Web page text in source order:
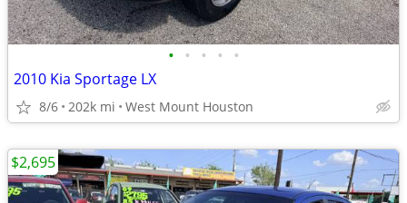
• • • • •
2010 Kia Sportage LX
8/6 202k mi West Mount Houston
$2,695